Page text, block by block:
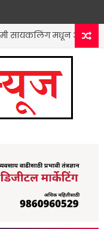
मधून अनोखी